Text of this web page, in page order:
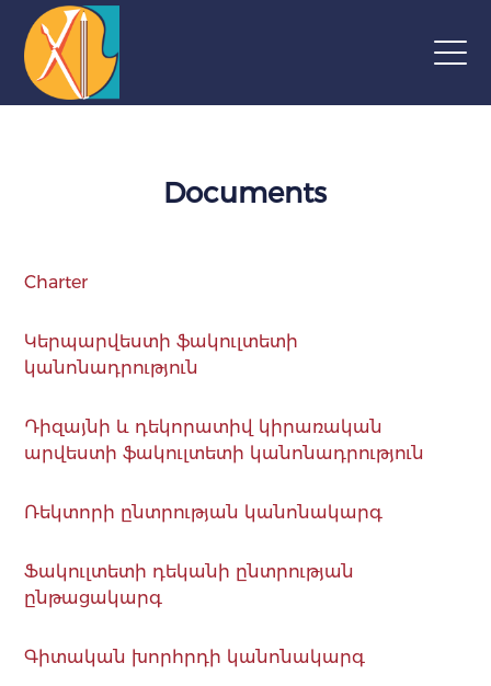
Documents
Charter
Կերպարվեստի ֆակուլտետի
կանոնադրություն
Դիզայնի և դեկորատիվ կիրառական
արվեստի ֆակուլտետի կանոնադրություն
Ռեկտորի ընտրության կանոնակարգ
Ֆակուլտետի դեկանի ընտրության
ընթացակարգ
Գիտական խորհրդի կանոնակարգ